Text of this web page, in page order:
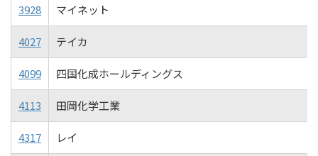
3928 マイネット
4027 テイカ
4099 四国化成ホールディングス
4113 田岡化学工業
4317 レイ